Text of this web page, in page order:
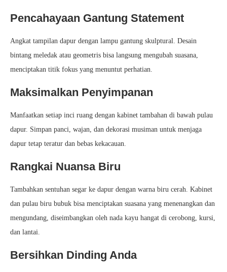
Pencahayaan Gantung Statement
Angkat tampilan dapur dengan lampu gantung skulptural. Desain
bintang meledak atau geometris bisa langsung mengubah suasana,
menciptakan titik fokus yang menuntut perhatian.
Maksimalkan Penyimpanan
Manfaatkan setiap inci ruang dengan kabinet tambahan di bawah pulau
dapur. Simpan panci, wajan, dan dekorasi musiman untuk menjaga
dapur tetap teratur dan bebas kekacauan.
Rangkai Nuansa Biru
Tambahkan sentuhan segar ke dapur dengan warna biru cerah. Kabinet
dan pulau biru bubuk bisa menciptakan suasana yang menenangkan dan
mengundang, diseimbangkan oleh nada kayu hangat di cerobong, kursi,
dan lantai.
Bersihkan Dinding Anda